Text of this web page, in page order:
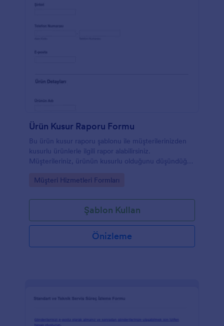
Ürün Kusur Raporu Formu
Bu ürün kusur raporu şablonu ile müşterilerinizden
kusurlu ürünlerle ilgili rapor alabilirsiniz.
Müşterileriniz, ürünün kusurlu olduğunu düşündüğü
iletebilir ve bir ek mesaj veya yorum yazabilir. Bu
almak için kullanışlı olacaktır.
Go to Category:
Müşteri Hizmetleri Formları
Şablon Kullan
Önizleme